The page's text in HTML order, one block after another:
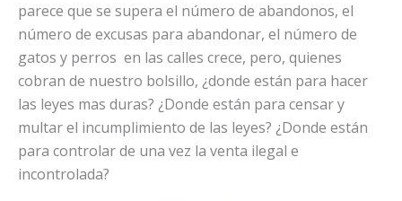
parece que se supera el número de abandonos, el
número de excusas para abandonar, el número de
gatos y perros en las calles crece, pero, quienes
cobran de nuestro bolsillo, ¿donde están para hacer
las leyes mas duras? ¿Donde están para censar y
multar el incumplimiento de las leyes? ¿Donde están
para controlar de una vez la venta ilegal e
incontrolada?